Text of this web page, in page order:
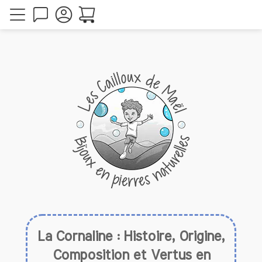
La Cornaline : Histoire, Origine,
Composition et Vertus en